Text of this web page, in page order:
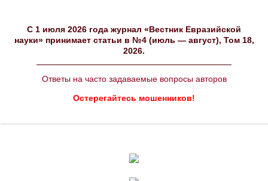
C 1 июля 2026 года журнал «Вестник Евразийской
науки» принимает статьи в №4 (июль — август), Том 18,
2026.
Ответы на часто задаваемые вопросы авторов
Остерегайтесь мошенников!